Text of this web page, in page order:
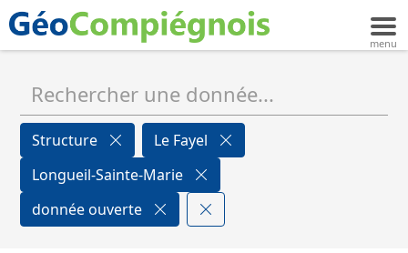
Structure
Le Fayel
Longueil-Sainte-Marie
donnée ouverte